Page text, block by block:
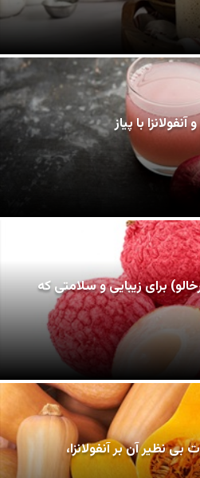
با پیاز
برای زیبایی و سلامتی که
نظیر آن بر آنفولانزا،